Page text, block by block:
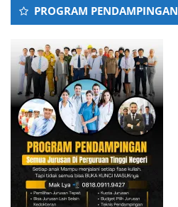
PROGRAM PENDAMPINGAN